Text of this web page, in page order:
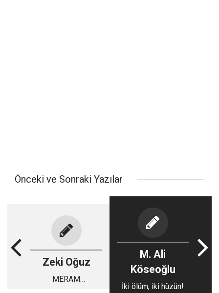
Önceki ve Sonraki Yazılar
Zeki Oğuz
MERAM
M. Ali
Köseoğlu
İki ölüm, iki hüzün!